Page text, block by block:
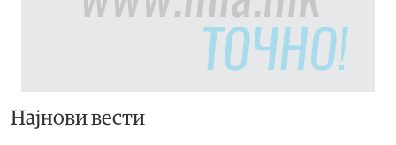
Најнови вести